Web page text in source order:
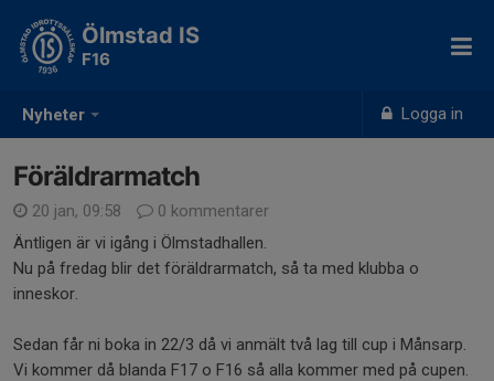
Nyheter Logga in
Ölmstad IS
F16
Föräldrarmatch
20 jan, 09:58
0 kommentarer
Äntligen är vi igång i Ölmstadhallen.
Nu på fredag blir det föräldrarmatch, så ta med klubba o
inneskor.
Sedan får ni boka in 22/3 då vi anmält två lag till cup i Månsarp.
Vi kommer då blanda F17 o F16 så alla kommer med på cupen.